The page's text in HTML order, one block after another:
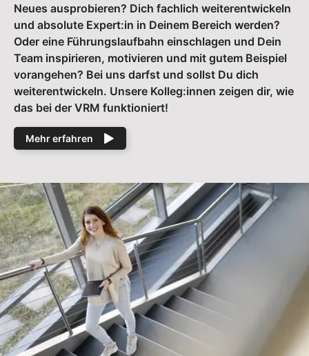
Neues ausprobieren? Dich fachlich weiterentwickeln
und absolute Expert:in in Deinem Bereich werden?
Oder eine Führungslaufbahn einschlagen und Dein
Team inspirieren, motivieren und mit gutem Beispiel
vorangehen? Bei uns darfst und sollst Du dich
weiterentwickeln. Unsere Kolleg:innen zeigen dir, wie
das bei der VRM funktioniert!
Mehr erfahren